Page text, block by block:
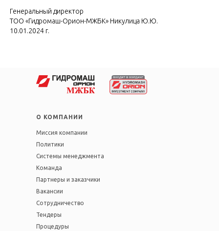
Генеральный директор
ТОО «Гидромаш-Орион-МЖБК» Никулица Ю.Ю.
10.01.2024 г.
О КОМПАНИИ
Миссия компании
Политики
Системы менеджмента
Команда
Партнеры и заказчики
Вакансии
Сотрудничество
Тендеры
Процедуры